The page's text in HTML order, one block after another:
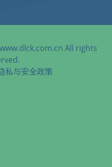
All rights
私与安全政策